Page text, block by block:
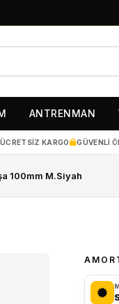
ANTRENMAN
KARGO GÜVENLI
100mm M.Siyah